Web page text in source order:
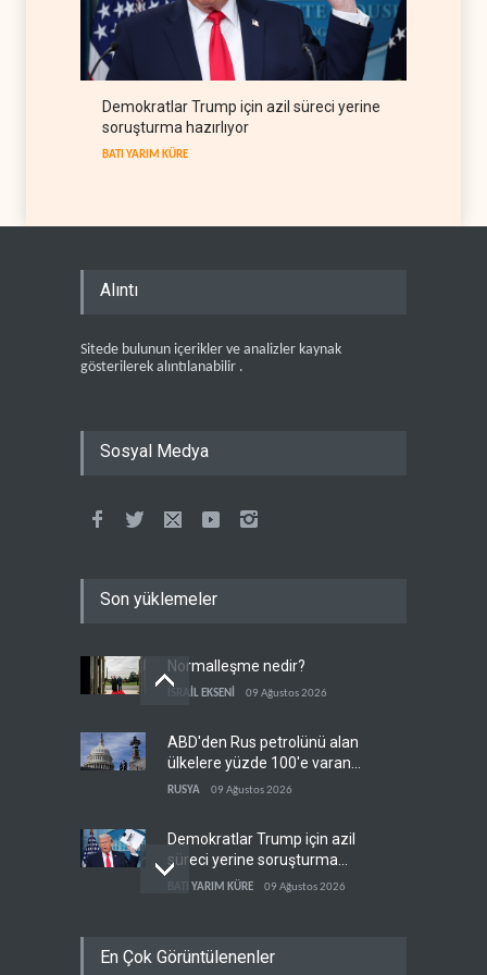
Demokratlar Trump için azil süreci yerine
soruşturma hazırlıyor
BATI YARIM KÜRE
Alıntı
Sitede bulunun içerikler ve analizler kaynak
gösterilerek alıntılanabilir .
Sosyal Medya
Son yüklemeler
Normalleşme nedir?
İSRAİL EKSENİ 09 Ağustos 2026
ABD'den Rus petrolünü alan
ülkelere yüzde 100'e varan
gümrük vergisi
RUSYA 09 Ağustos 2026
Demokratlar Trump için azil
süreci yerine soruşturma
hazırlıyor
BATI YARIM KÜRE 09 Ağustos 2026
Afrika'daki petrol
En Çok Görüntülenenler